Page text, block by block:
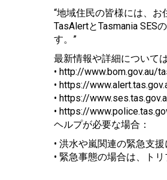
“地域住民の皆様には、
TasAlertとTasmania SES
す。”
最新情報や詳細について
• http://www.bom.gov.au/
• https://
• https://
• https://
ヘルプが必要な場合：
• 洪水や嵐関連の緊急支
• 緊急事態の場合は、ト